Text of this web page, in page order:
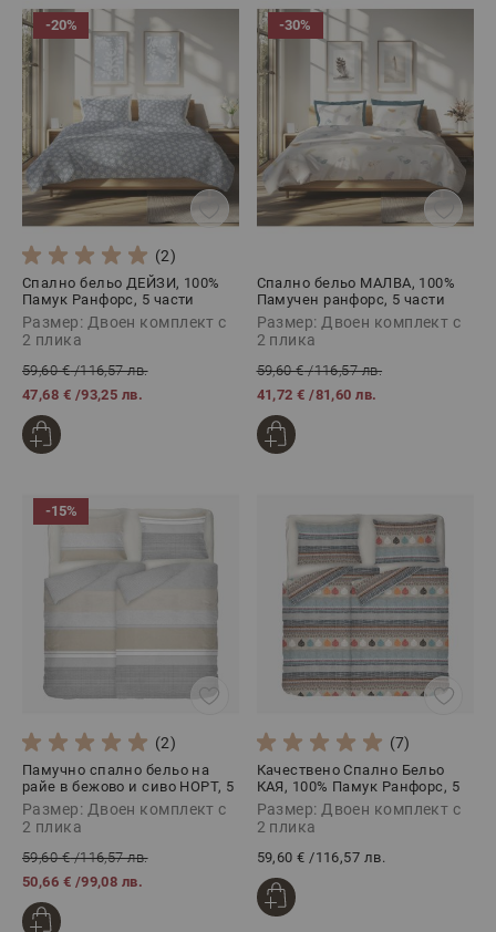
-20%
(2)
Спално бельо ДЕЙЗИ, 100%
Памук Ранфорс, 5 части
Размер: Двоен комплект с
2 плика
59,60 €/116,57 лв.
47,68 € /93,25 лв.
-30%
Спално бельо МАЛВА, 100%
Памучен ранфорс, 5 части
Размер: Двоен комплект с
2 плика
59,60 €/116,57 лв.
41,72 € /81,60 лв.
-15%
(2)
Памучно спално бельо на
райе в бежово и сиво НОРТ, 5
части
Размер: Двоен комплект с
2 плика
59,60 €/116,57 лв.
50,66 € /99,08 лв.
(7)
Качествено Спално Бельо
КАЯ, 100% Памук Ранфорс, 5
части
Размер: Двоен комплект с
2 плика
59,60 € /116,57 лв.